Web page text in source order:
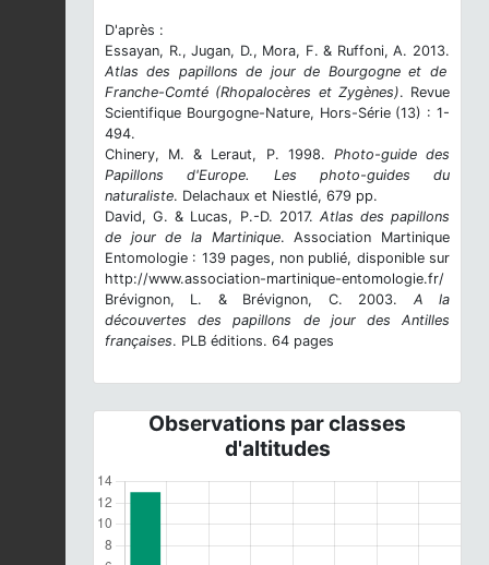
D'après :
Essayan, R., Jugan, D., Mora, F. & Ruffoni, A. 2013.
Atlas des papillons de jour de Bourgogne et de
Franche-Comté (Rhopalocères et Zygènes). Revue
Scientifique Bourgogne-Nature, Hors-Série (13) : 1-
494.
Chinery, M. & Leraut, P. 1998. Photo-guide des
Papillons d'Europe. Les photo-guides du
naturaliste. Delachaux et Niestlé, 679 pp.
David, G. & Lucas, P.-D. 2017. Atlas des papillons
de jour de la Martinique. Association Martinique
Entomologie : 139 pages, non publié, disponible sur
http://www.association-martinique-entomologie.fr/
Brévignon, L. & Brévignon, C. 2003. A la
découvertes des papillons de jour des Antilles
françaises. PLB éditions. 64 pages
Observations par classes
d'altitudes